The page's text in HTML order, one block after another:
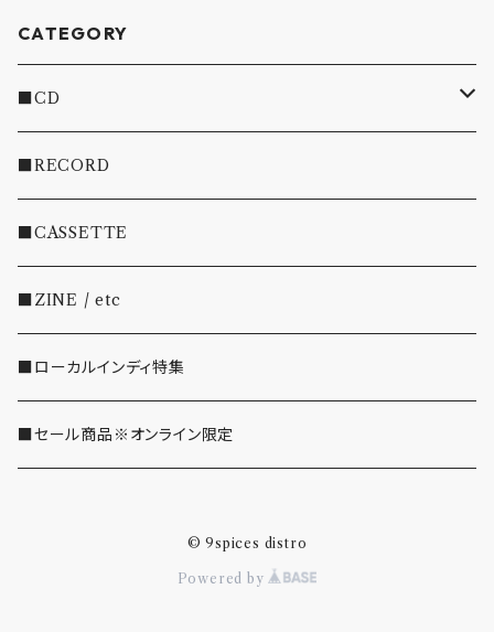
CATEGORY
■CD
・INDIE
・EMO/PUNK/POST HC
・SHOEGAZE/DREAMPOP/POST ROCK
・OTHER(LOUD/JUNK/RAP/ etc...)
■RECORD
■CASSETTE
■ZINE / etc
■ローカルインディ特集
■セール商品※オンライン限定
© 9spices distro
Powered by